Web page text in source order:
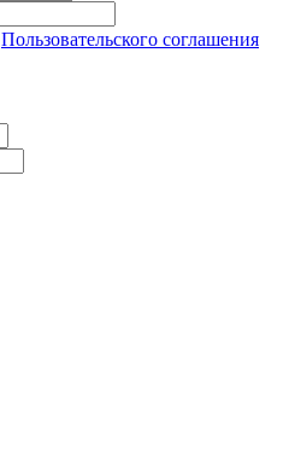
Пользовательского соглашения